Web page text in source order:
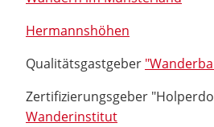
Hermannshöhen
Qualitätsgastgeber
Zertifizierungsgeber
Wanderinstitut